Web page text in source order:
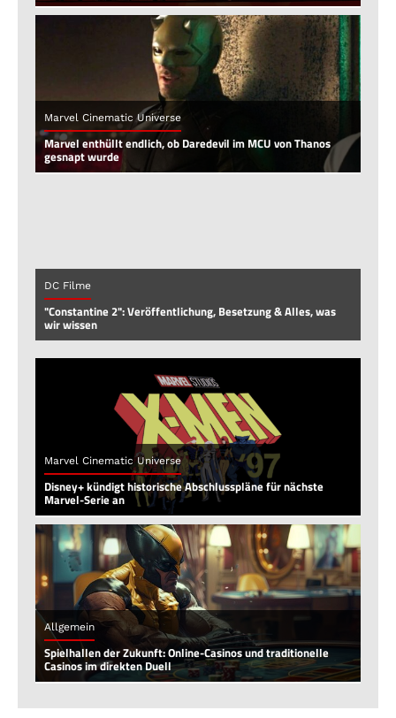
Marvel Cinematic Universe
Marvel enthüllt endlich, ob Daredevil im MCU von Thanos
gesnapt wurde
DC Filme
"Constantine 2": Veröffentlichung, Besetzung & Alles, was
wir wissen
Marvel Cinematic Universe
Disney+ kündigt historische Abschlusspläne für nächste
Marvel-Serie an
Allgemein
Spielhallen der Zukunft: Online-Casinos und traditionelle
Casinos im direkten Duell